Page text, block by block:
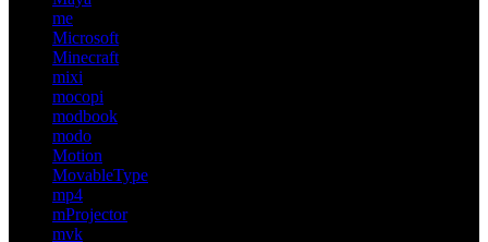
me
Microsoft
Minecraft
mixi
mocopi
modbook
modo
Motion
MovableType
mp4
mProjector
mvk